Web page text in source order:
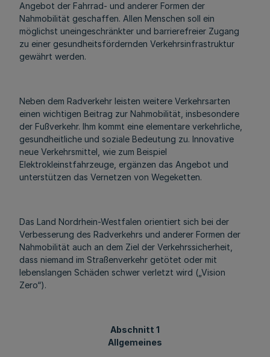
Angebot der Fahrrad- und anderer Formen der
Nahmobilität geschaffen. Allen Menschen soll ein
möglichst uneingeschränkter und barrierefreier Zugang
zu einer gesundheitsfördernden Verkehrsinfrastruktur
gewährt werden.
Neben dem Radverkehr leisten weitere Verkehrsarten
einen wichtigen Beitrag zur Nahmobilität, insbesondere
der Fußverkehr. Ihm kommt eine elementare verkehrliche,
gesundheitliche und soziale Bedeutung zu. Innovative
neue Verkehrsmittel, wie zum Beispiel
Elektrokleinstfahrzeuge, ergänzen das Angebot und
unterstützen das Vernetzen von Wegeketten.
Das Land Nordrhein-Westfalen orientiert sich bei der
Verbesserung des Radverkehrs und anderer Formen der
Nahmobilität auch an dem Ziel der Verkehrssicherheit,
dass niemand im Straßenverkehr getötet oder mit
lebenslangen Schäden schwer verletzt wird („Vision
Zero“).
Abschnitt 1
Allgemeines